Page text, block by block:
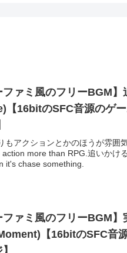
ファミ風のフリーBGM
【16bitのSFC音源のゲ
もアクションとかのほうが雰囲
action more than RPG.追いかけ
it's chase something.
ファミ風のフリーBGM
【16bitのSFC音